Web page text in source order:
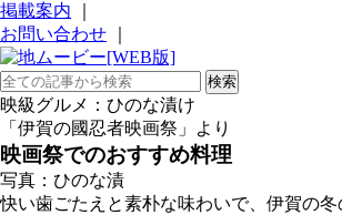
掲載案内
お問い合わせ
映級グルメ：ひのな漬け
「伊賀の國忍者映画祭」より
映画祭でのおすすめ料理
写真：ひのな漬
快い歯ごたえと素朴な味わいで、伊賀の